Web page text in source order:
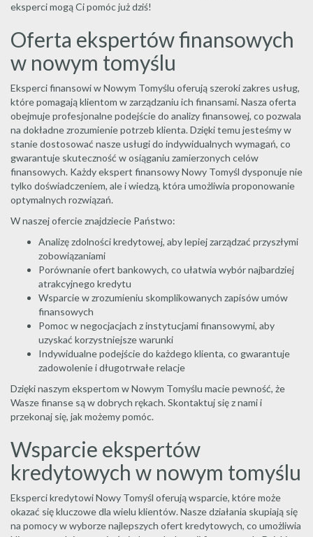
eksperci mogą Ci pomóc już dziś!
Oferta ekspertów finansowych
w nowym tomyślu
Eksperci finansowi w Nowym Tomyślu oferują szeroki zakres usług,
które pomagają klientom w zarządzaniu ich finansami. Nasza oferta
obejmuje profesjonalne podejście do analizy finansowej, co pozwala
na dokładne zrozumienie potrzeb klienta. Dzięki temu jesteśmy w
stanie dostosować nasze usługi do indywidualnych wymagań, co
gwarantuje skuteczność w osiąganiu zamierzonych celów
finansowych. Każdy ekspert finansowy Nowy Tomyśl dysponuje nie
tylko doświadczeniem, ale i wiedzą, która umożliwia proponowanie
optymalnych rozwiązań.
W naszej ofercie znajdziecie Państwo:
Analizę zdolności kredytowej, aby lepiej zarządzać przyszłymi
zobowiązaniami
Porównanie ofert bankowych, co ułatwia wybór najbardziej
atrakcyjnego kredytu
Wsparcie w zrozumieniu skomplikowanych zapisów umów
finansowych
Pomoc w negocjacjach z instytucjami finansowymi, aby
uzyskać korzystniejsze warunki
Indywidualne podejście do każdego klienta, co gwarantuje
zadowolenie i długotrwałe relacje
Dzięki naszym ekspertom w Nowym Tomyślu macie pewność, że
Wasze finanse są w dobrych rękach. Skontaktuj się z nami i
przekonaj się, jak możemy pomóc.
Wsparcie ekspertów
kredytowych w nowym tomyślu
Eksperci kredytowi Nowy Tomyśl oferują wsparcie, które może
okazać się kluczowe dla wielu klientów. Nasze działania skupiają się
na pomocy w wyborze najlepszych ofert kredytowych, co umożliwia